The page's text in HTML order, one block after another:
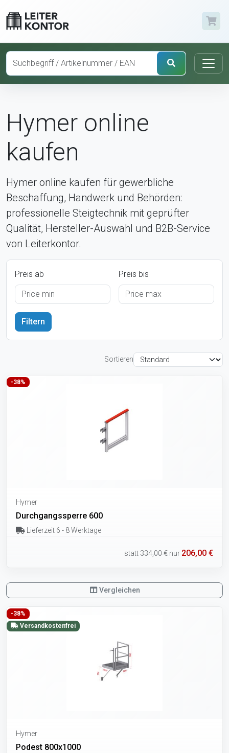
Hymer online
kaufen
Hymer online kaufen für gewerbliche
Beschaffung, Handwerk und Behörden:
professionelle Steigtechnik mit geprüfter
Qualität, Hersteller-Auswahl und B2B-Service
von Leiterkontor.
Preis ab Preis bis
Sortieren
-38%
Hymer
Durchgangssperre 600
Lieferzeit 6 - 8 Werktage
statt334,00 € nur 206,00 €
Vergleichen
-38%
Versandkostenfrei
Hymer
Podest 800x1000